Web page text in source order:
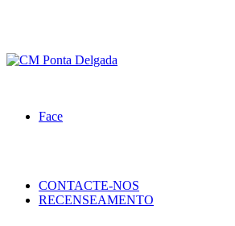
Face
CONTACTE-NOS
RECENSEAMENTO